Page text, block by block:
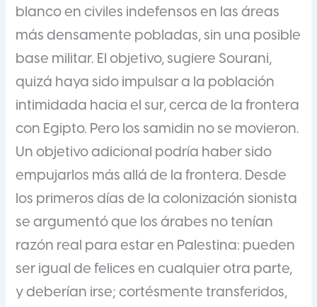
blanco en civiles indefensos en las áreas
más densamente pobladas, sin una posible
base militar. El objetivo, sugiere Sourani,
quizá haya sido impulsar a la población
intimidada hacia el sur, cerca de la frontera
con Egipto. Pero los samidin no se movieron.
Un objetivo adicional podría haber sido
empujarlos más allá de la frontera. Desde
los primeros días de la colonización sionista
se argumentó que los árabes no tenían
razón real para estar en Palestina: pueden
ser igual de felices en cualquier otra parte,
y deberían irse; cortésmente transferidos,